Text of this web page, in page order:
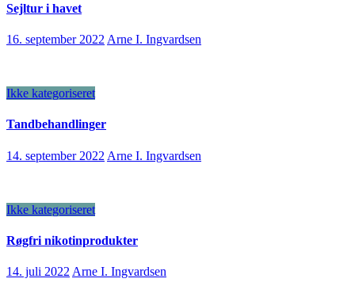
Sejltur i havet
16. september 2022 Arne I. Ingvardsen
Ikke kategoriseret
Tandbehandlinger
14. september 2022 Arne I. Ingvardsen
Ikke kategoriseret
Røgfri nikotinprodukter
14. juli 2022 Arne I. Ingvardsen